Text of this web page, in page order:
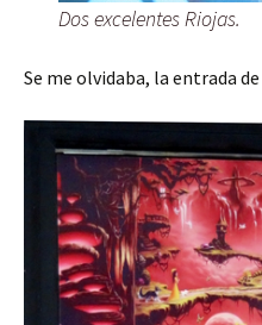
Dos excelentes Riojas.
Se me olvidaba, la entrada